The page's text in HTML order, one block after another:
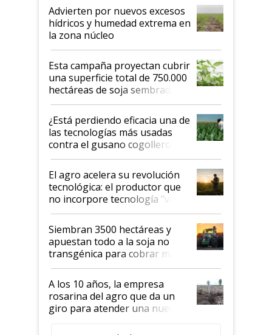
Advierten por nuevos excesos
hídricos y humedad extrema en
la zona núcleo
Esta campaña proyectan cubrir
una superficie total de 750.000
hectáreas de soja sembradas
con una nueva generación de
variedades que marcan un
salto tecnológico en genética y
rendimiento
¿Está perdiendo eficacia una de
las tecnologías más usadas
contra el gusano cogollero? El
desafío de una tecnología clave
El agro acelera su revolución
tecnológica: el productor que
no incorpore tecnología "va a
perder el tren"
Siembran 3500 hectáreas y
apuestan todo a la soja no
transgénica para cobrar más
por tonelada: compraron un
semillero
A los 10 años, la empresa
rosarina del agro que da un
giro para atender una nueva